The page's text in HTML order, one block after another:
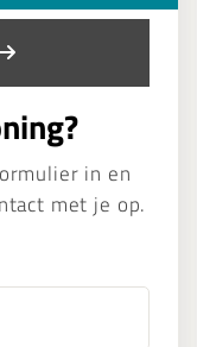
in en
met je op.